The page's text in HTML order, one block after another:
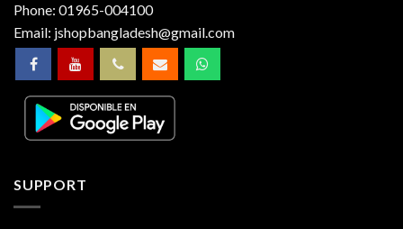
Phone: 01965-004100
Email: jshopbangladesh@gmail.com
SUPPORT